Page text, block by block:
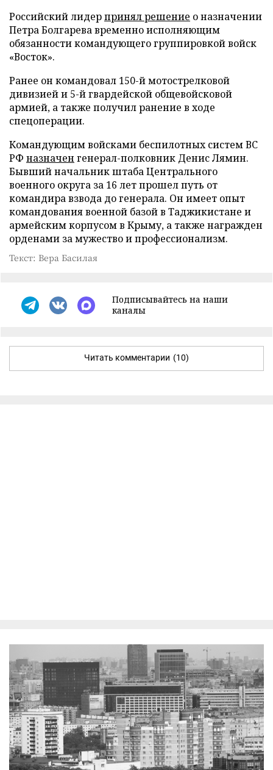
Российский лидерпринял решение о назначении
Петра Болгарева временно исполняющим
обязанности командующего группировкой войск
«Восток».
Ранее он командовал 150-й мотострелковой
дивизией и 5-й гвардейской общевойсковой
армией, а также получил ранение в ходе
спецоперации.
Командующим войсками беспилотных систем ВС
РФ назначен генерал-полковник Денис Лямин.
Бывший начальник штаба Центрального
военного округа за 16 лет прошел путь от
командира взвода до генерала. Он имеет опыт
командования военной базой в Таджикистане и
армейским корпусом в Крыму, а также награжден
орденами за мужество и профессионализм.
Текст: Вера Басилая
Подписывайтесь на наши
каналы
Читать комментарии (10)